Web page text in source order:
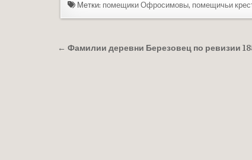
Метки: помещики Офросимовы, помещичьи
Навигация по записям
← Фамилии деревни Березовец по ревизии